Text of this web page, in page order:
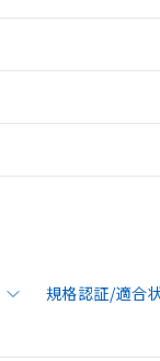
規格認証/適合